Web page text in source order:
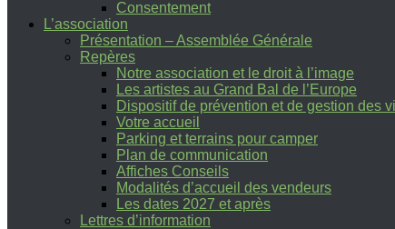
Consentement
L’association
Présentation – Assemblée Générale
Repères
Notre association et le droit à l’image
Les artistes au Grand Bal de l’Europe
Dispositif de prévention et de gestion des
Votre accueil
Parking et terrains pour camper
Plan de communication
Affiches Conseils
Modalités d’accueil des vendeurs
Les dates 2027 et après
Lettres d’information